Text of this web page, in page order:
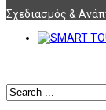
Σχεδιασμός &